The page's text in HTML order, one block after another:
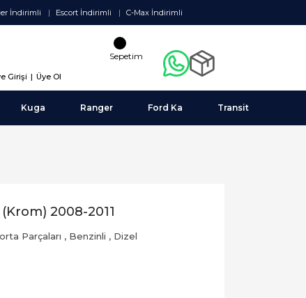
İndirimli Escort İndirimli C-Max İndirimli
Girişi | Üye Ol
Sepetim
Kuga Ranger Ford Ka Transit
2008-2011
Parçaları , Benzinli , Dizel